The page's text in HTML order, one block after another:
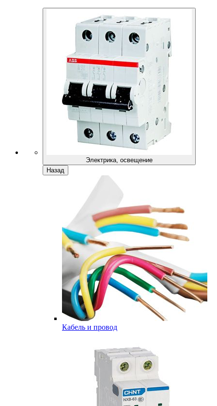
Электрика, освещение
Назад
Кабель и провод